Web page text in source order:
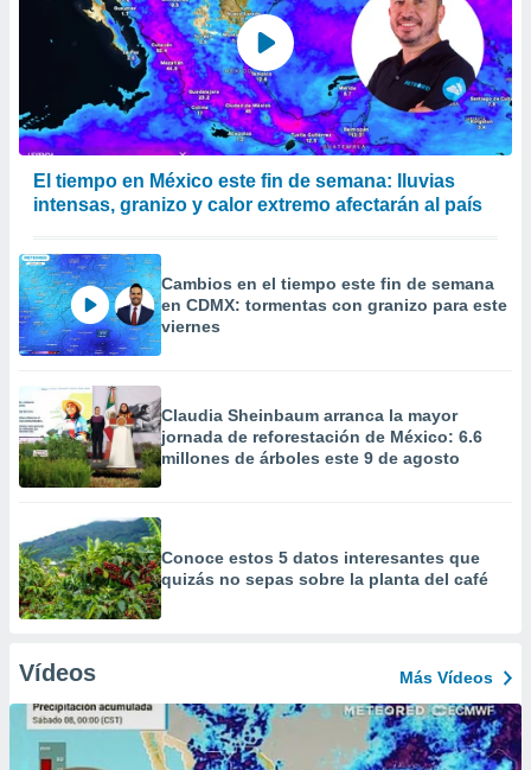
El tiempo en México este fin de semana: lluvias
intensas, granizo y calor extremo afectarán al país
Cambios en el tiempo este fin de semana
en CDMX: tormentas con granizo para este
viernes
Claudia Sheinbaum arranca la mayor
jornada de reforestación de México: 6.6
millones de árboles este 9 de agosto
Conoce estos 5 datos interesantes que
quizás no sepas sobre la planta del café
Vídeos Más Vídeos